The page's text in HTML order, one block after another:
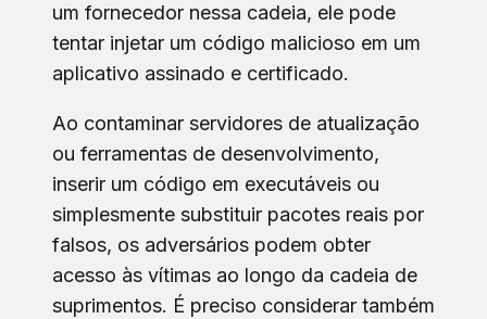
um fornecedor nessa cadeia, ele pode
tentar injetar um código malicioso em um
aplicativo assinado e certificado.
Ao contaminar servidores de atualização
ou ferramentas de desenvolvimento,
inserir um código em executáveis ​​ou
simplesmente substituir pacotes reais por
falsos, os adversários podem obter
acesso às vítimas ao longo da cadeia de
suprimentos. É preciso considerar também